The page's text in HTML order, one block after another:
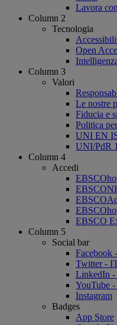
Lavora
Column 2
Tecnologia
Open
Column 3
Valori
Le nostre
Fiducia e
Politica
UNI EN
UNI/PdR
Column 4
Accedi
EBSCO
Column 5
Social bar
Facebook
Twitter -
LinkedIn
YouTube
Instagram
Badges
App Store